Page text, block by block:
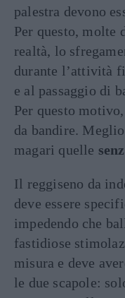
palestra devono
Per questo, molte
realtà, lo
durante l’attività
e al passaggio di
Per questo
da bandire.
magari quelle
Il reggiseno da
deve essere
impedendo che
fastidiose
misura e deve
le due scapole: